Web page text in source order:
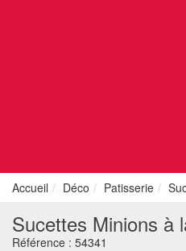
Accueil Déco Patisserie
Sucettes Minions à
Référence : 54341